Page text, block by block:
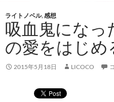
ライトノベル,感想
吸血鬼になっ
の愛をはじめ
2015年5月18日 LICOCO